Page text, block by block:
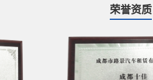
荣誉资质